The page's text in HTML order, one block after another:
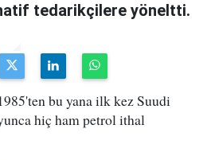
tedarikçilere yöneltti.
bu yana ilk kez Suudi
hiç ham petrol ithal